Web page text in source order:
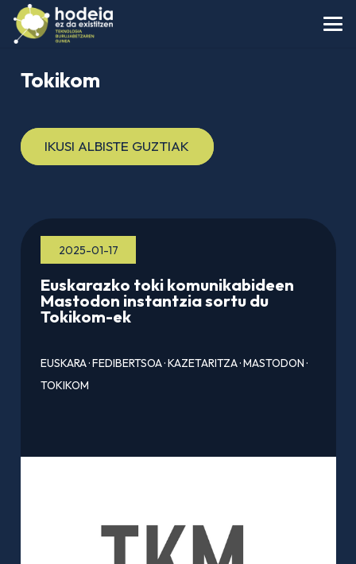
Tokikom
IKUSI ALBISTE GUZTIAK
2025-01-17
Euskarazko toki komunikabideen
Mastodon instantzia sortu du
Tokikom-ek
EUSKARA·FEDIBERTSOA·KAZETARITZA·MASTODON·
TOKIKOM